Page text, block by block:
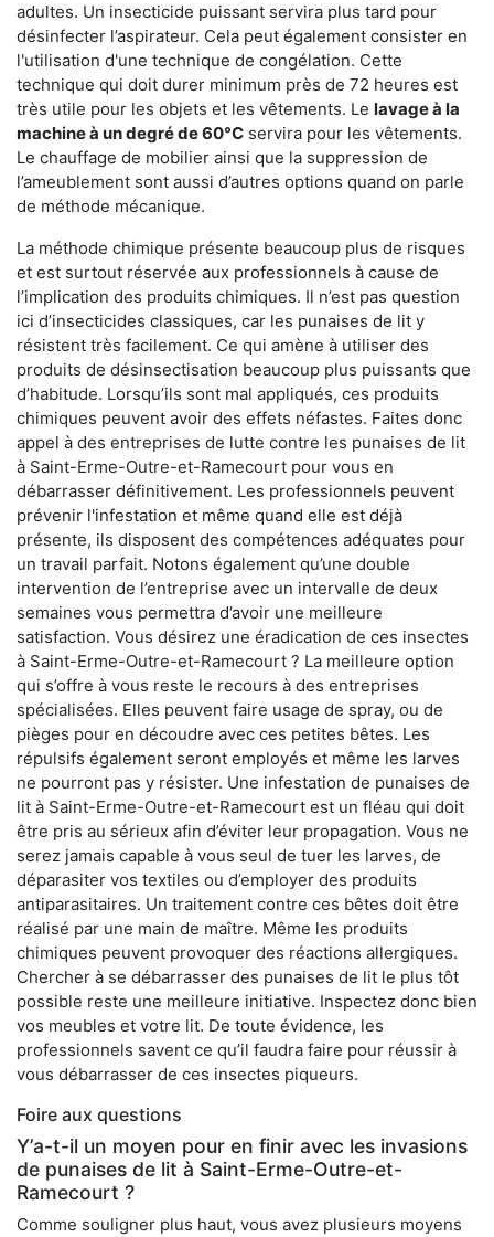
adultes. Un insecticide puissant servira plus tard pour
désinfecter l’aspirateur. Cela peut également consister en
l'utilisation d'une technique de congélation. Cette
technique qui doit durer minimum près de 72 heures est
très utile pour les objets et les vêtements. Le lavage à la
machine à un degré de 60°C servira pour les vêtements.
Le chauffage de mobilier ainsi que la suppression de
l’ameublement sont aussi d’autres options quand on parle
de méthode mécanique.
La méthode chimique présente beaucoup plus de risques
et est surtout réservée aux professionnels à cause de
l’implication des produits chimiques. Il n’est pas question
ici d’insecticides classiques, car les punaises de lit y
résistent très facilement. Ce qui amène à utiliser des
produits de désinsectisation beaucoup plus puissants que
d’habitude. Lorsqu’ils sont mal appliqués, ces produits
chimiques peuvent avoir des effets néfastes. Faites donc
appel à des entreprises de lutte contre les punaises de lit
à Saint-Erme-Outre-et-Ramecourt pour vous en
débarrasser définitivement. Les professionnels peuvent
prévenir l'infestation et même quand elle est déjà
présente, ils disposent des compétences adéquates pour
un travail parfait. Notons également qu’une double
intervention de l’entreprise avec un intervalle de deux
semaines vous permettra d’avoir une meilleure
satisfaction. Vous désirez une éradication de ces insectes
à Saint-Erme-Outre-et-Ramecourt ? La meilleure option
qui s’offre à vous reste le recours à des entreprises
spécialisées. Elles peuvent faire usage de spray, ou de
pièges pour en découdre avec ces petites bêtes. Les
répulsifs également seront employés et même les larves
ne pourront pas y résister. Une infestation de punaises de
lit à Saint-Erme-Outre-et-Ramecourt est un fléau qui doit
être pris au sérieux afin d’éviter leur propagation. Vous ne
serez jamais capable à vous seul de tuer les larves, de
déparasiter vos textiles ou d’employer des produits
antiparasitaires. Un traitement contre ces bêtes doit être
réalisé par une main de maître. Même les produits
chimiques peuvent provoquer des réactions allergiques.
Chercher à se débarrasser des punaises de lit le plus tôt
possible reste une meilleure initiative. Inspectez donc bien
vos meubles et votre lit. De toute évidence, les
professionnels savent ce qu’il faudra faire pour réussir à
vous débarrasser de ces insectes piqueurs.
Foire aux questions
Y’a-t-il un moyen pour en finir avec les invasions
de punaises de lit à Saint-Erme-Outre-et-
Ramecourt ?
Comme souligner plus haut, vous avez plusieurs moyens